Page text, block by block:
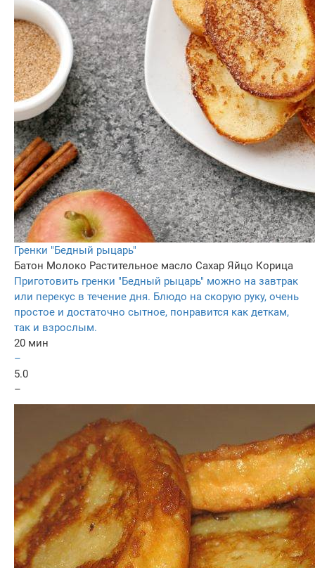
Гренки "Бедный рыцарь"
Батон Молоко Растительное масло Сахар Яйцо Корица
Приготовить гренки "Бедный рыцарь" можно на завтрак
или перекус в течение дня. Блюдо на скорую руку, очень
простое и достаточно сытное, понравится как деткам,
так и взрослым.
20 мин
–
5.0
–